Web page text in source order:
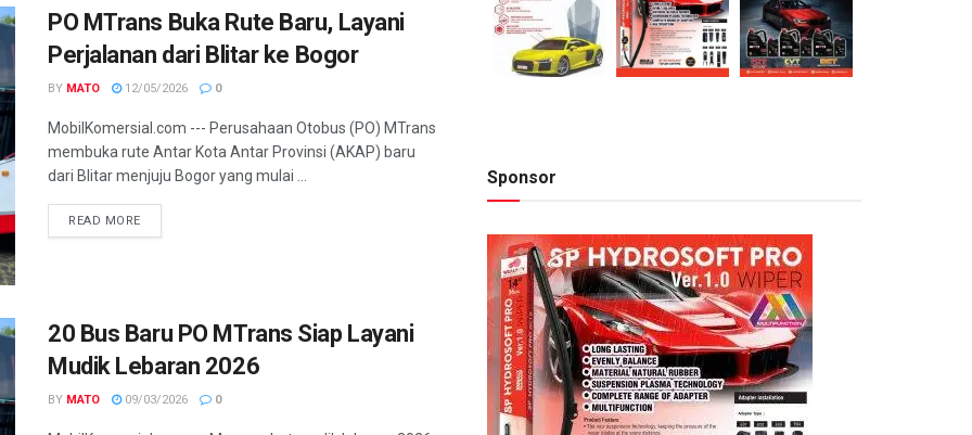
PO MTrans Buka Rute Baru, Layani
Perjalanan dari Blitar ke Bogor
BY MATO 12/05/2026 0
MobilKomersial.com --- Perusahaan Otobus (PO) MTrans
membuka rute Antar Kota Antar Provinsi (AKAP) baru
dari Blitar menjuju Bogor yang mulai ...
READ MORE
20 Bus Baru PO MTrans Siap Layani
Mudik Lebaran 2026
BY MATO 09/03/2026 0
Sponsor